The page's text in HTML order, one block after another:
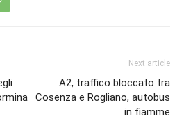
Next article
A2, traffico bloccato tra
Cosenza e Rogliano, autobus
in fiamme